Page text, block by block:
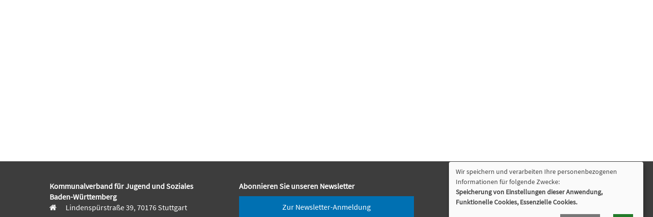
Kommunalverband für Jugend und Soziales
Baden-Württemberg
Lindenspürstraße 39, 70176 Stuttgart
Abonnieren Sie unseren Newsletter
Zur Newsletter-Anmeldung
Nützliche Links
Programmhefte Kita & Jugendhilfe
Öffnungszeiten
Wir speichern und verarbeiten Ihre personenbezogenen
Informationen für folgende Zwecke:
Speicherung von Einstellungen dieser Anwendung,
Funktionelle Cookies, Essenzielle Cookies.